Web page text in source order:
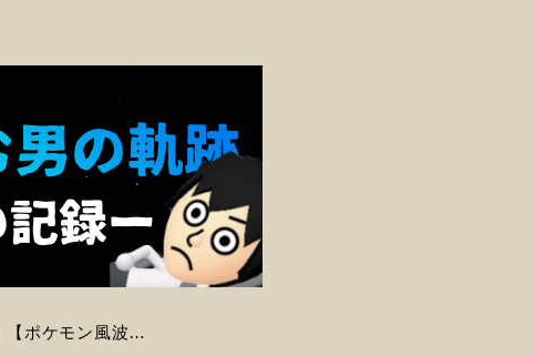
【ポケモン風波】現時点で判明している登場ポケモン一覧